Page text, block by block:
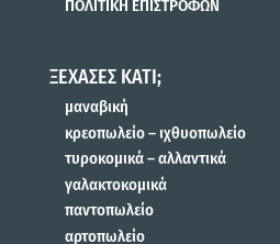
ΠΟΛΙΤΙΚΗ ΕΠΙΣΤΡΟΦΩΝ
ΞΕΧΑΣΕΣ ΚΑΤΙ;
μαναβική
κρεοπωλείο – ιχθυοπωλείο
τυροκομικά – αλλαντικά
γαλακτοκομικά
παντοπωλείο
αρτοπωλείο